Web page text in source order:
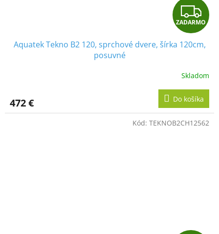
Z
A
D
A
R
M
ZADARMO
Aquatek Tekno B2 120, sprchové dvere, šírka 120cm,
posuvné
Skladom
472 € Do košíka
Kód: TEKNOB2CH12562